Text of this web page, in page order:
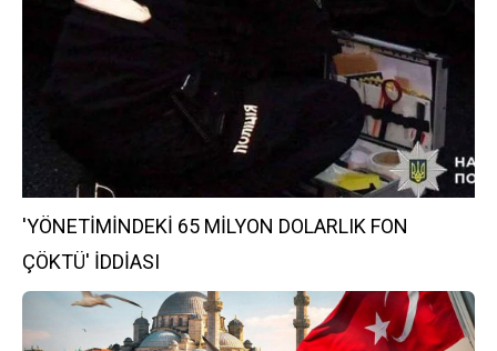
'YÖNETİMİNDEKİ 65 MİLYON DOLARLIK FON
ÇÖKTÜ' İDDİASI